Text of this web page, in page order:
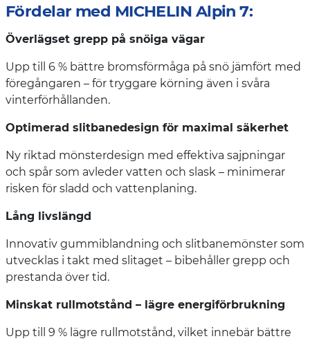
Fördelar med MICHELIN Alpin 7:
Överlägset grepp på snöiga vägar
Upp till 6 % bättre bromsförmåga på snö jämfört med
föregångaren – för tryggare körning även i svåra
vinterförhållanden.
Optimerad slitbanedesign för maximal säkerhet
Ny riktad mönsterdesign med effektiva sajpningar
och spår som avleder vatten och slask – minimerar
risken för sladd och vattenplaning.
Lång livslängd
Innovativ gummiblandning och slitbanemönster som
utvecklas i takt med slitaget – bibehåller grepp och
prestanda över tid.
Minskat rullmotstånd – lägre energiförbrukning
Upp till 9 % lägre rullmotstånd, vilket innebär bättre